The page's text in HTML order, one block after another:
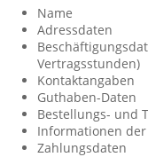
Name
Adressdaten
Vertragsstunden)
Kontaktangaben
Guthaben-Daten
Bestellungs- und
Informationen der
Zahlungsdaten